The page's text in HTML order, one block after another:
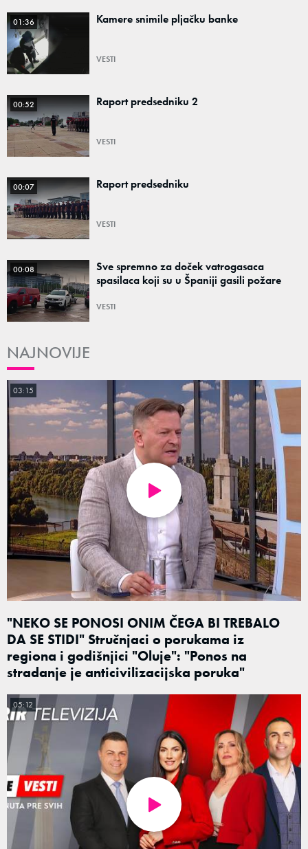
01:36 Kamere snimile pljačku banke
VESTI
00:52 Raport predsedniku 2
VESTI
00:07 Raport predsedniku
VESTI
00:08
Sve spremno za doček vatrogasaca
spasilaca koji su u Španiji gasili požare
VESTI
NAJNOVIJE
"NEKO SE PONOSI ONIM ČEGA BI TREBALO
DA SE STIDI" Stručnjaci o porukama iz
regiona i godišnjici "Oluje": "Ponos na
stradanje je anticivilizacijska poruka"
03:15
05:12